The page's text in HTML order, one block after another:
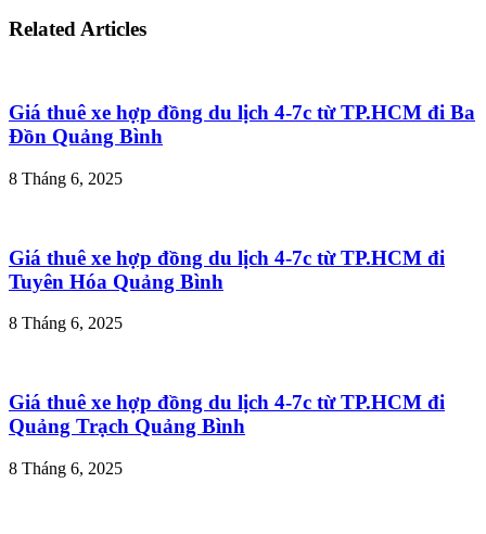
Related Articles
Giá thuê xe hợp đồng du lịch 4-7c từ TP.HCM đi Ba
Đồn Quảng Bình
8 Tháng 6, 2025
Giá thuê xe hợp đồng du lịch 4-7c từ TP.HCM đi
Tuyên Hóa Quảng Bình
8 Tháng 6, 2025
Giá thuê xe hợp đồng du lịch 4-7c từ TP.HCM đi
Quảng Trạch Quảng Bình
8 Tháng 6, 2025